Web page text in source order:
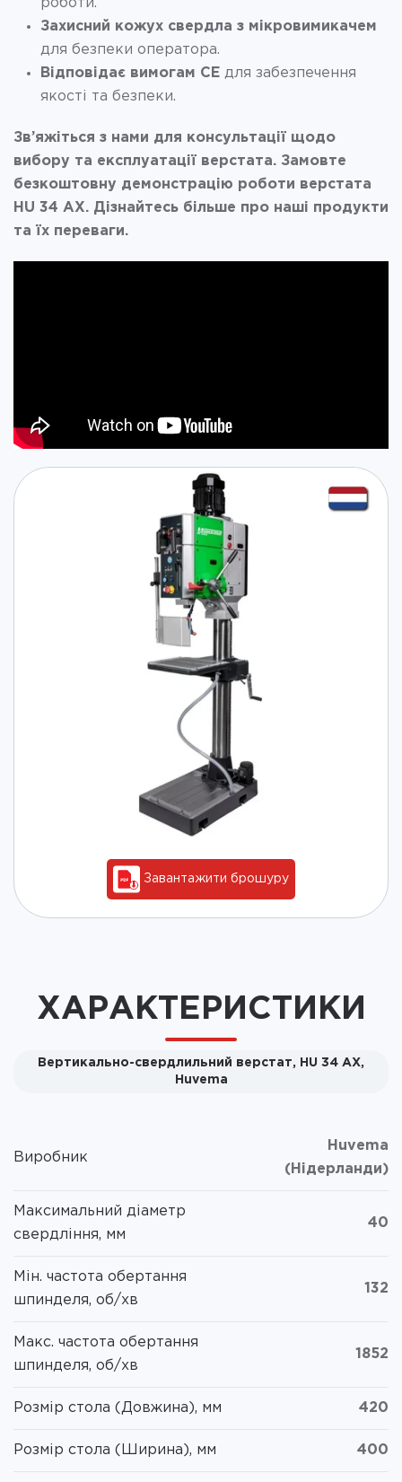
роботи.
Захисний кожух свердла з мікровимикачем
для безпеки оператора.
Відповідає вимогам СЕ для забезпечення
якості та безпеки.
Зв’яжіться з нами для консультації щодо
вибору та експлуатації верстата. Замовте
безкоштовну демонстрацію роботи верстата
HU 34 AX. Дізнайтесь більше про наші продукти
та їх переваги.
Завантажити брошуру
ХАРАКТЕРИСТИКИ
Вертикально-свердлильний верстат, HU 34 AX,
Huvema
Виробник
Huvema
(Нідерланди)
Максимальний діаметр
свердління, мм
40
Мін. частота обертання
шпинделя, об/хв
132
Макс. частота обертання
шпинделя, об/хв
1852
Розмір стола (Довжина), мм 420
Розмір стола (Ширина), мм 400